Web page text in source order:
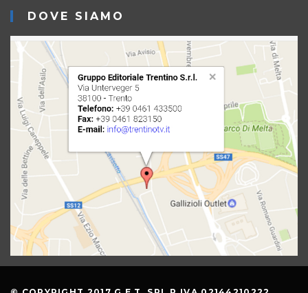
DOVE SIAMO